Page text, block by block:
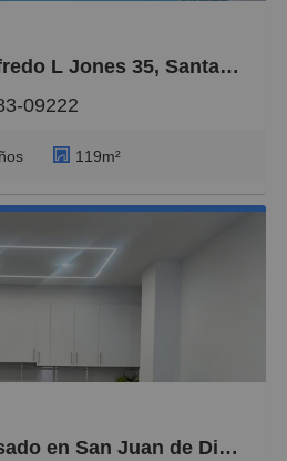
35, Santa Catalina - Canteras
09222
119m²
de Dios-Salto del Negro-Playa de la Laja